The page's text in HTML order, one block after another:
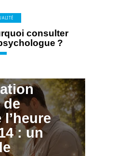
consulter
?
de
l’heure
: un